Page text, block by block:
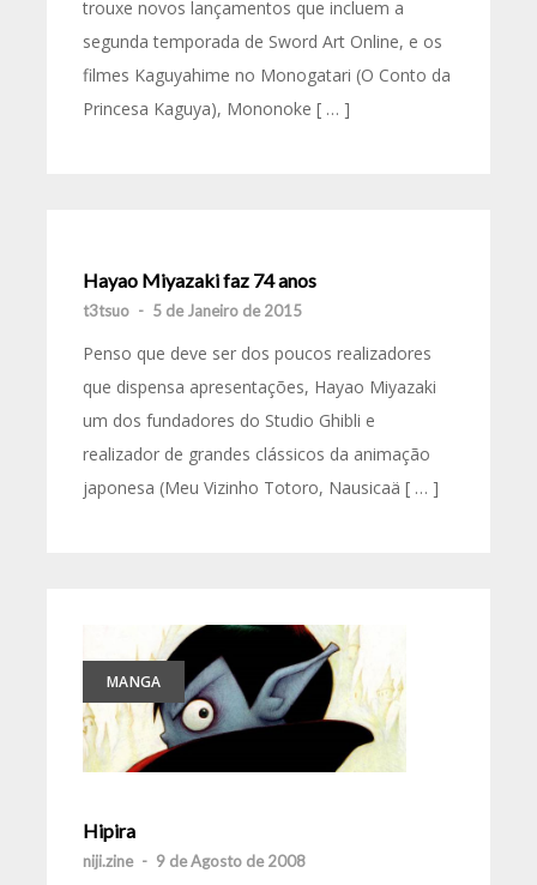
trouxe novos lançamentos que incluem a
segunda temporada de Sword Art Online, e os
filmes Kaguyahime no Monogatari (O Conto da
Princesa Kaguya), Mononoke [ … ]
Hayao Miyazaki faz 74 anos
t3tsuo - 5 de Janeiro de 2015
Penso que deve ser dos poucos realizadores
que dispensa apresentações, Hayao Miyazaki
um dos fundadores do Studio Ghibli e
realizador de grandes clássicos da animação
japonesa (Meu Vizinho Totoro, Nausicaä [ … ]
MANGA
Hipira
niji.zine - 9 de Agosto de 2008